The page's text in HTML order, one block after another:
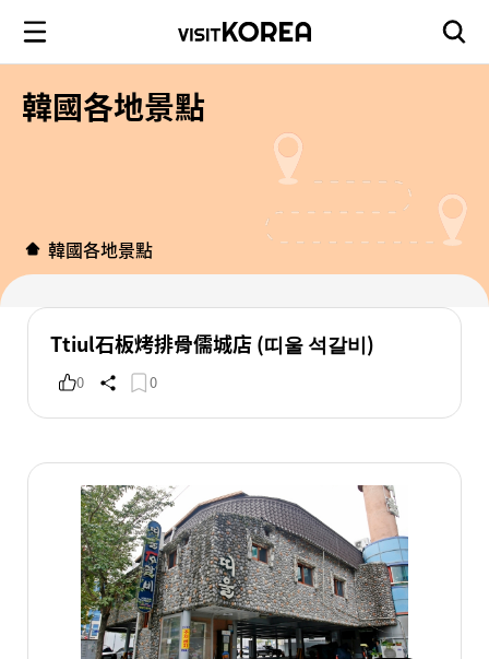
韓國各地景點
韓國各地景點
Ttiul石板烤排骨儒城店 (띠울 석갈비)
0 0